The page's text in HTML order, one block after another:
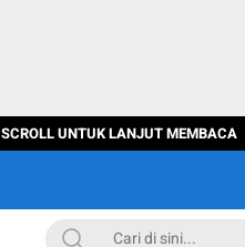
SCROLL UNTUK LANJUT MEMBACA